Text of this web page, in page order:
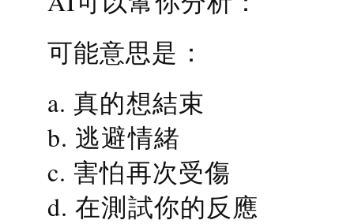
可能意思是：
a. 真的想結束
b. 逃避情緒
c. 害怕再次受傷
d. 在測試你的反應